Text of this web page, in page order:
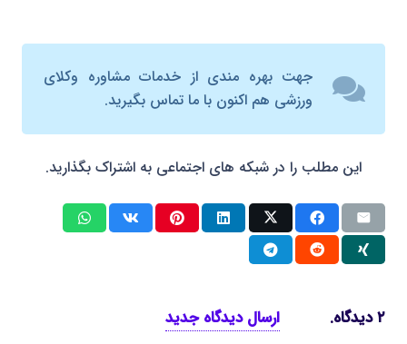
جهت بهره مندی از خدمات مشاوره وکلای
ورزشی هم اکنون با ما تماس بگیرید.
این مطلب را در شبکه های اجتماعی به اشتراک بگذارید.
۲دیدگاه. ارسال دیدگاه جدید